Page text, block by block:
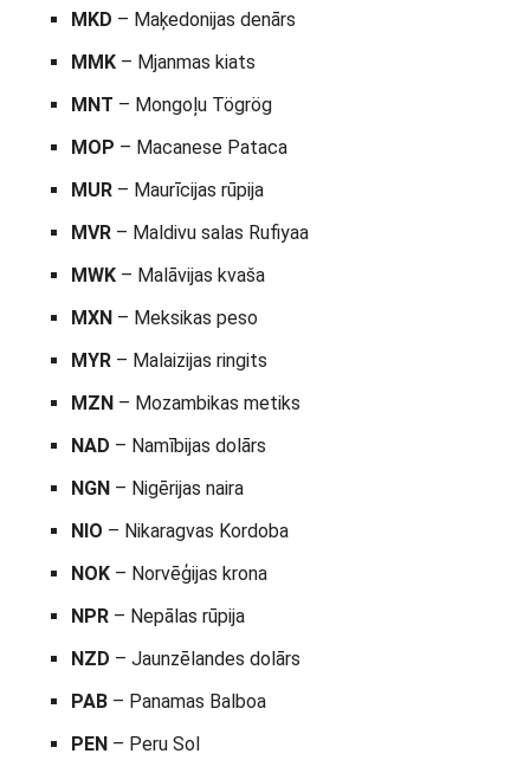
MKD – Maķedonijas denārs
MMK – Mjanmas kiats
MNT – Mongoļu Tögrög
MOP – Macanese Pataca
MUR – Maurīcijas rūpija
MVR – Maldivu salas Rufiyaa
MWK – Malāvijas kvaša
MXN – Meksikas peso
MYR – Malaizijas ringits
MZN – Mozambikas metiks
NAD – Namībijas dolārs
NGN – Nigērijas naira
NIO – Nikaragvas Kordoba
NOK – Norvēģijas krona
NPR – Nepālas rūpija
NZD – Jaunzēlandes dolārs
PAB – Panamas Balboa
PEN – Peru Sol